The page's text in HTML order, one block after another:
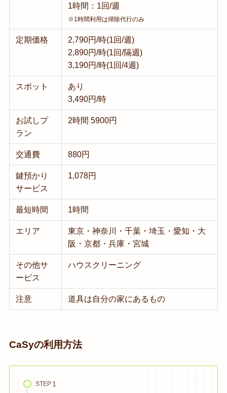
1時間：1回/週
※1時間利用は掃除代行のみ
定期価格
2,790円/時(1回/週)
2,890円/時(1回/隔週)
3,190円/時(1回/4週)
スポット
あり
3,490円/時
お試しプ
ラン
2時間 5900円
交通費 880円
鍵預かり
サービス
1,078円
最短時間 1時間
エリア
東京・神奈川・千葉・埼玉・愛知・大
阪・京都・兵庫・宮城
その他サ
ービス
ハウスクリーニング
注意 道具は自分の家にあるもの
CaSyの利用方法
STEP